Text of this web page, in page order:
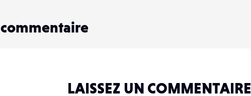
commentaire
LAISSEZ UN COMMENTAIRE